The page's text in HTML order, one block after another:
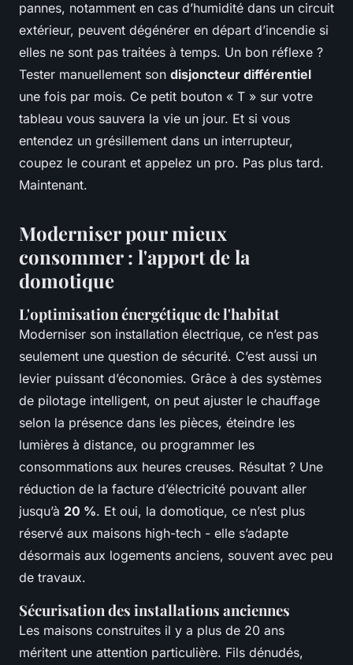
pannes, notamment en cas d’humidité dans un circuit
extérieur, peuvent dégénérer en départ d’incendie si
elles ne sont pas traitées à temps. Un bon réflexe ?
Tester manuellement son disjoncteur différentiel
une fois par mois. Ce petit bouton « T » sur votre
tableau vous sauvera la vie un jour. Et si vous
entendez un grésillement dans un interrupteur,
coupez le courant et appelez un pro. Pas plus tard.
Maintenant.
Moderniser pour mieux
consommer : l'apport de la
domotique
L'optimisation énergétique de l'habitat
Moderniser son installation électrique, ce n’est pas
seulement une question de sécurité. C’est aussi un
levier puissant d’économies. Grâce à des systèmes
de pilotage intelligent, on peut ajuster le chauffage
selon la présence dans les pièces, éteindre les
lumières à distance, ou programmer les
consommations aux heures creuses. Résultat ? Une
réduction de la facture d’électricité pouvant aller
jusqu’à 20 %. Et oui, la domotique, ce n’est plus
réservé aux maisons high-tech - elle s’adapte
désormais aux logements anciens, souvent avec peu
de travaux.
Sécurisation des installations anciennes
Les maisons construites il y a plus de 20 ans
méritent une attention particulière. Fils dénudés,